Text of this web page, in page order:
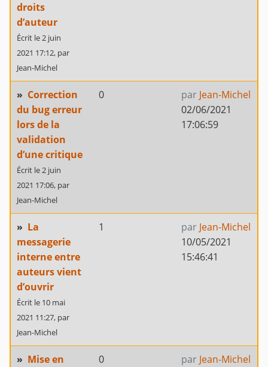
droits
d’auteur
Écrit le 2 juin
2021 17:12, par
Jean-Michel
» Correction
du bug erreur
lors de la
validation
d’une critique
Écrit le 2 juin
2021 17:06, par
Jean-Michel
0 par Jean-Michel
02/06/2021
17:06:59
» La
messagerie
interne entre
auteurs vient
d’ouvrir
Écrit le 10 mai
2021 11:27, par
Jean-Michel
1 par Jean-Michel
10/05/2021
15:46:41
» Mise en
0 par Jean-Michel